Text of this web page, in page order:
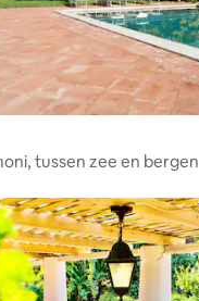
tussen zee en bergen